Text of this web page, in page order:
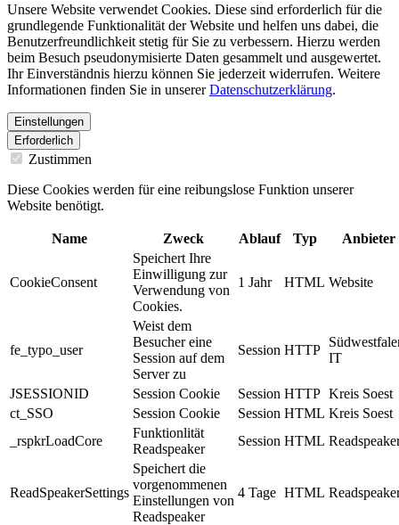
Unsere Website verwendet Cookies. Diese sind erforderlich für die
grundlegende Funktionalität der Website und helfen uns dabei, die
Benutzerfreundlichkeit stetig für Sie zu verbessern. Hierzu werden
beim Besuch pseudonymisierte Daten gesammelt und ausgewertet.
Ihr Einverständnis hierzu können Sie jederzeit widerrufen. Weitere
Informationen finden Sie in unsererDatenschutzerklärung.
Einstellungen
Erforderlich
Zustimmen
Diese Cookies werden für eine reibungslose Funktion unserer
Website benötigt.
Name Zweck Ablauf Typ Anbieter
CookieConsent
Speichert Ihre
Einwilligung zur
Verwendung von
Cookies.
1 Jahr HTML Website
fe_typo_user
Weist dem
Besucher eine
Session auf dem
Server zu
Session HTTP
IT
JSESSIONID Session Cookie Session HTTP Kreis Soest
ct_SSO
Session Cookie Session HTML Kreis Soest
_rspkrLoadCore
Funktionlität
Readspeaker
Session HTML
ReadSpeakerSettings
Speichert die
vorgenommenen
Einstellungen von
Readspeaker
4 Tage HTML